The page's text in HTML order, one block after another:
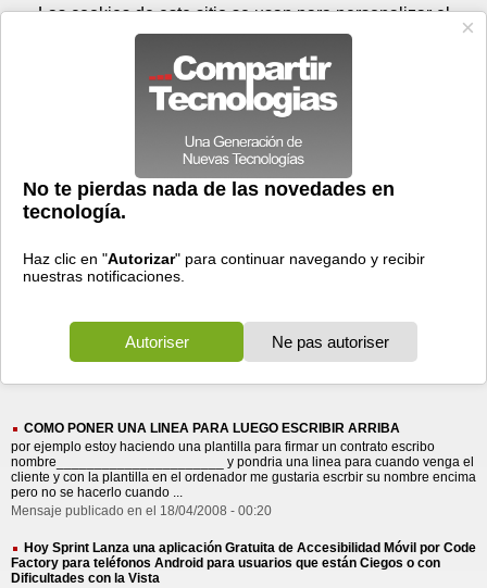
Prensa Videos
> escribir arriba
escribir arriba
118 resultados Ordenar por fecha-Ordenar por pertinencia
COMO PONER UNA LINEA PARA LUEGO ESCRIBIR ARRIBA
por ejemplo estoy haciendo una plantilla para firmar un contrato escribo
nombre______________________ y pondria una linea para cuando venga el
cliente y con la plantilla en el ordenador me gustaria escrbir su nombre encima
pero no se hacerlo cuando ...
Mensaje publicado en el 18/04/2008 - 00:20
Hoy Sprint Lanza una aplicación Gratuita de Accesibilidad Móvil por Code
Factory para teléfonos Android para usuarios que están Ciegos o con
Dificultades con la Vista
Viernes 07 de agosto - 14:18 Registrar Conectar
Las cookies de este sitio se usan para personalizar el
contenido y los anuncios, para ofrecer funciones de medios
sociales y para analizar el tráfico. Además, compartimos
información sobre el uso que haga del sitio web con nuestros
partners de medios sociales, de publicidad y de análisis
web.
OK